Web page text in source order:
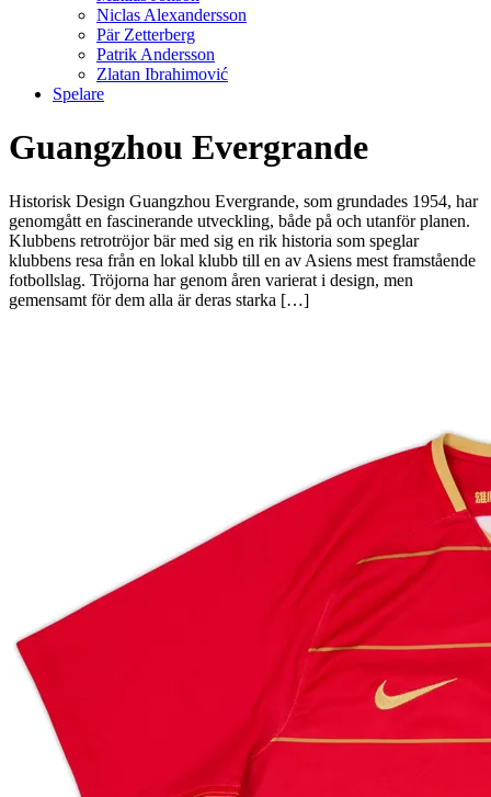
Niclas Alexandersson
Pär Zetterberg
Patrik Andersson
Zlatan Ibrahimović
Spelare
Guangzhou Evergrande
Historisk Design Guangzhou Evergrande, som grundades 1954, har
genomgått en fascinerande utveckling, både på och utanför planen.
Klubbens retrotröjor bär med sig en rik historia som speglar
klubbens resa från en lokal klubb till en av Asiens mest framstående
fotbollslag. Tröjorna har genom åren varierat i design, men
gemensamt för dem alla är deras starka […]